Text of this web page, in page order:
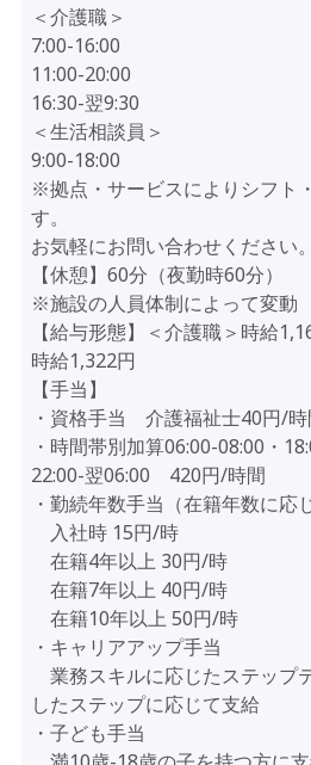
＜介護職＞
7:00-16:00
11:00-20:00
16:30-翌9:30
＜生活相談員＞
9:00-18:00
※拠点・サービスによりシフト
す。
お気軽にお問い合わせください。
【休憩】60分（夜勤時60分）
※施設の人員体制によって変動
【給与形態】＜介護職＞時給
時給1,322円
【手当】
・資格手当 介護福祉士40円/時
・時間帯別加算06:00-08:00・
22:00-翌06:00 420円/時間
・勤続年数手当（在籍年数に応
入社時 15円/時
在籍4年以上 30円/時
在籍7年以上 40円/時
在籍10年以上 50円/時
・キャリアアップ手当
業務スキルに応じたステップ
したステップに応じて支給
・子ども手当